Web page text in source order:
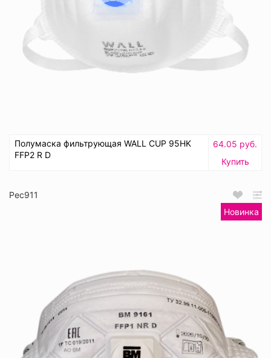
Полумаска фильтрующая WALL CUP 95HK
FFP2 R D
64.05 руб.
Купить
Рес911
Новинка